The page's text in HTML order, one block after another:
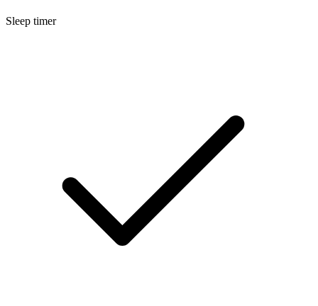
Sleep timer